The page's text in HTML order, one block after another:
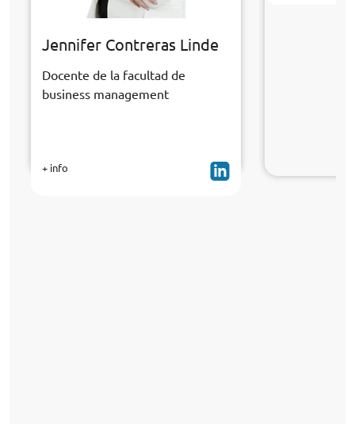
Jennifer Contreras Linde
Docente de la facultad de
business management
+ info